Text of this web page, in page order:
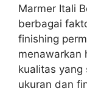
Marmer Itali
berbagai
finishing
menawarkan
kualitas yang
ukuran dan